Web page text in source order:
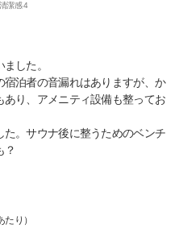
清潔感 4
した。
泊者の音漏れはありますが、か
り、アメニティ設備も整ってお
。サウナ後に整うためのベンチ
？
り）